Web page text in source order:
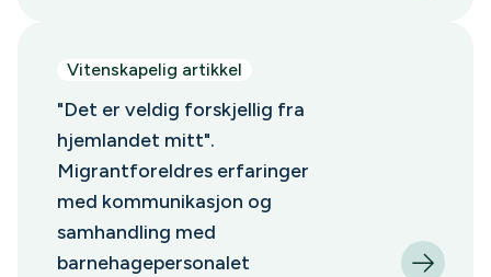
Vitenskapelig artikkel
"Det er veldig forskjellig fra
hjemlandet mitt".
Migrantforeldres erfaringer
med kommunikasjon og
samhandling med
barnehagepersonalet